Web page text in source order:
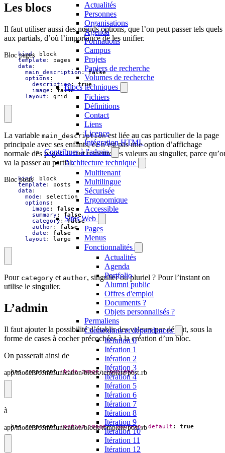
Actualités
Personnes
Organisations
Agenda
Formations
Campus
Projets
Papiers de recherche
Volumes de recherche
Blocs techniques
Fichiers
Définitions
Contact
Liens
Licence
Intégration HTML
Contribuer à l'admin
Architecture technique
Multitenant
Multilingue
Sécurisée
Ergonomique
Accessible
Sites Web
Pages
Menus
Fonctionnalités
Actualités
Agenda
Portfolio
Alumni public
Offres d'emploi
Documents ?
Objets personnalisés ?
Permaliens
Connexions et dépendances
Itération 0
Itération 1
Itération 2
Itération 3
Itération 4
Itération 5
Itération 6
Itération 7
Itération 8
Itération 9
Itération 10
Itération 11
Itération 12
Les blocs
Il faut utiliser aussi des nœuds options, que l’on peut passer tels quels
aux partials, d’où l’importance de les unifier.
Bloc pages
- kind:
block
template :
pages
data :
main_description : false
options :
description:
true
image :
false
layout : grid
La variable main_descriptionest liée au cas particulier de la page
principale avec ses enfants, ce n’est pas une option d’affichage
normale des pages. Il faut remettre les valeurs au singulier, parce
va la passer au partial.
Bloc posts
- kind:
block
template :
posts
data :
mode :
selection
options :
image :
false
summary :
false
category :
false
author:
false
date :
false
layout : large
Pour category et author, singulier ou pluriel ? Pour l’instant on
utilise le singulier.
L’admin
Il faut ajouter la possibilité d’établir des valeurs par défaut, sous la
forme de cases à cocher précochées à la création d’un bloc.
On passerait ainsi de
app/models/communication/block/template/post.rb
has_component :hide_image, :boolean
à
app/models/communication/block/template/post.rb
has_component :option_image, :boolean, default : true